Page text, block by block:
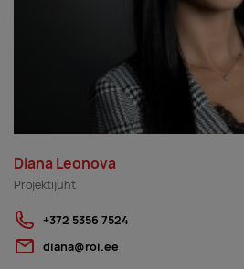
Diana Leonova
Projektijuht
+372 5356 7524
diana@roi.ee